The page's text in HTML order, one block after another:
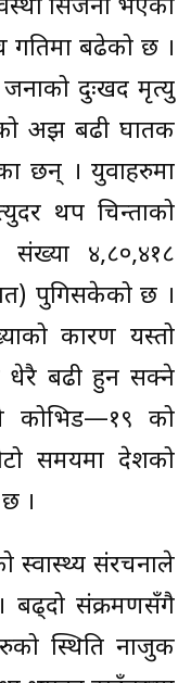
सिर्जना भएको
गतिमा बढेको छ ।
दुःखद मृत्यु
अझ बढी घातक
छन् । युवाहरुमा
थप चिन्ताको
४,८०,४१८
पुगिसकेको छ ।
कारण यस्तो
धेरै बढी हुन सक्ने
कोभिड—१९ को
समयमा देशको
।
स्वास्थ्य संरचनाले
बढ्दो संक्रमणसँगै
स्थिति नाजुक